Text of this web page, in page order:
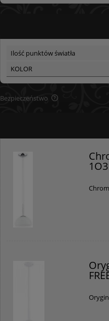
Ilość punktów światła
KOLOR
Bezpieczeństwo
Posiada
Producent